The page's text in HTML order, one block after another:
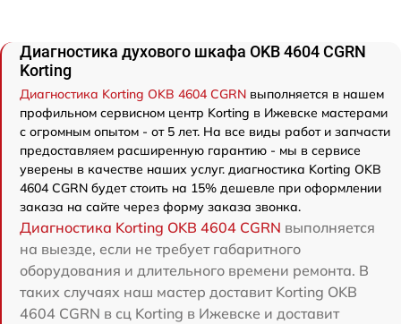
Диагностика духового шкафа OKB 4604 CGRN
Korting
Диагностика Korting OKB 4604 CGRN выполняется в нашем
профильном сервисном центр Korting в Ижевске мастерами
с огромным опытом - от 5 лет. На все виды работ и запчасти
предоставляем расширенную гарантию - мы в сервисе
уверены в качестве наших услуг. диагностика Korting OKB
4604 CGRN будет стоить на 15% дешевле при оформлении
заказа на сайте через форму заказа звонка.
Диагностика Korting OKB 4604 CGRN выполняется
на выезде, если не требует габаритного
оборудования и длительного времени ремонта. В
таких случаях наш мастер доставит Korting OKB
4604 CGRN в сц Korting в Ижевске и доставит